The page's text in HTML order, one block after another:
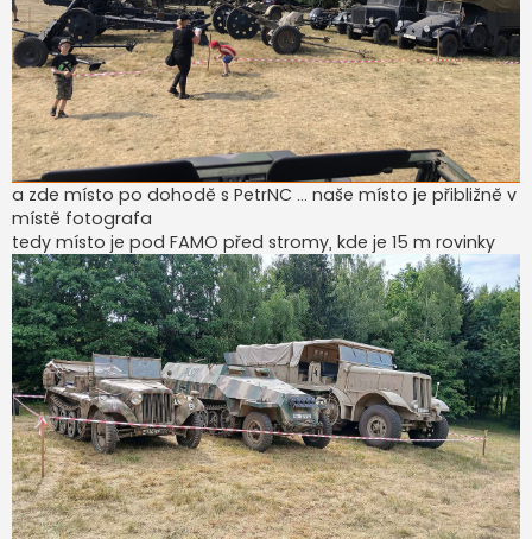
a zde místo po dohodě s PetrNC ... naše místo je přibližně v
místě fotografa
tedy místo je pod FAMO před stromy, kde je 15 m rovinky